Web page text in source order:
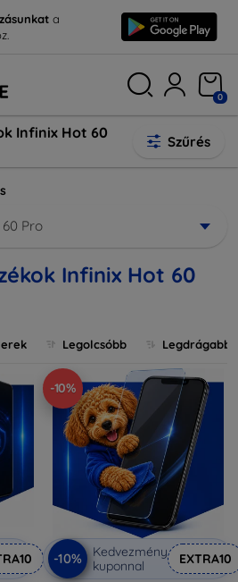
a
0
Infinix Hot 60
Szűrés
Pro
Infinix Hot 60
Legolcsóbb Legdrágabb
-10%
-10%
Kedvezmény
kuponnal
EXTRA10